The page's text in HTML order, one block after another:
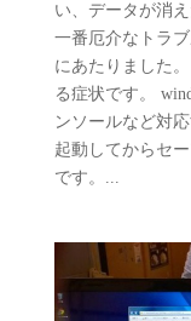
い、データが消
一番厄介なトラ
にあたりました
る症状です。
ンソールなど対
起動してからセ
です。...